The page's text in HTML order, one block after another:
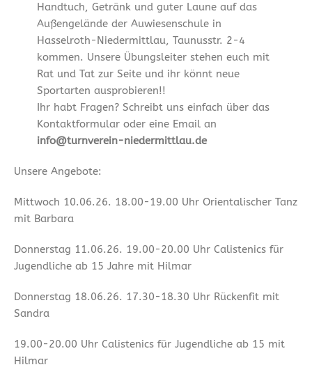
Handtuch, Getränk und guter Laune auf das
Außengelände der Auwiesenschule in
Hasselroth-Niedermittlau, Taunusstr. 2-4
kommen. Unsere Übungsleiter stehen euch mit
Rat und Tat zur Seite und ihr könnt neue
Sportarten ausprobieren!!
Ihr habt Fragen? Schreibt uns einfach über das
Kontaktformular oder eine Email an
info@turnverein-niedermittlau.de
Unsere Angebote:
Mittwoch 10.06.26. 18.00-19.00 Uhr Orientalischer Tanz
mit Barbara
Donnerstag 11.06.26. 19.00-20.00 Uhr Calistenics für
Jugendliche ab 15 Jahre mit Hilmar
Donnerstag 18.06.26. 17.30-18.30 Uhr Rückenfit mit
Sandra
19.00-20.00 Uhr Calistenics für Jugendliche ab 15 mit
Hilmar